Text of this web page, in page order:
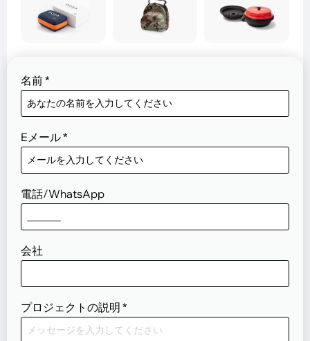
名前*
Eメール*
電話/WhatsApp
会社
プロジェクトの説明 *